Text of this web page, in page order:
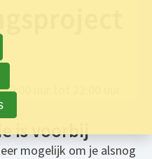
uur tot 22:00 uur
is voorbij
mogelijk om je alsnog